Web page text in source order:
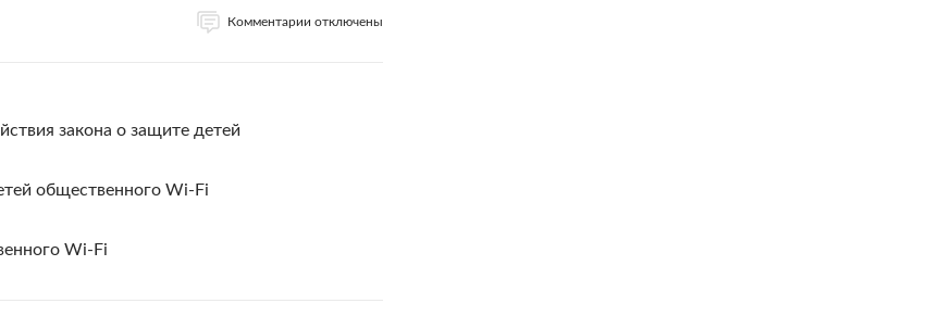
Комментарии отключены
закона о защите детей
общественного Wi-Fi
Wi-Fi